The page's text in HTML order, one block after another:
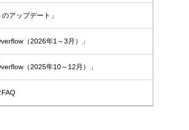
アップデート」
（2026年1～3月）」
（2025年10～12月）」